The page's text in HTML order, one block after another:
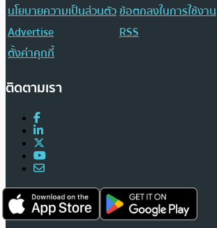
นโยบายความเป็นส่วนตัวข้อตกลงในการใช้งาน
Advertise
RSS
ตั้งค่าคุกกี้
ติดตามเรา